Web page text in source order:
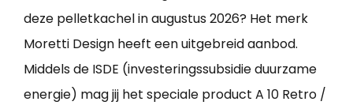
deze pelletkachel in augustus 2026? Het merk
Moretti Design heeft een uitgebreid aanbod.
Middels de ISDE (investeringssubsidie duurzame
energie) mag jij het speciale product A 10 Retro /